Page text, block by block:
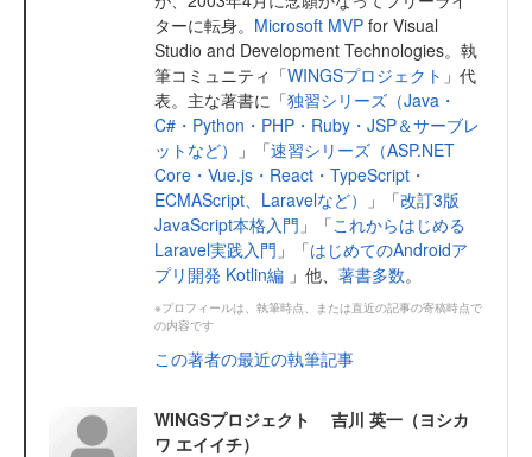
ターに転身。 Microsoft MVP for Visual
Studio and Development Technologies。執
筆コミュニティ「WINGSプロジェクト 」代
表。主な著書に「独習シリーズ（Java・
C#・Python・PHP・Ruby・JSP＆サーブレ
ットなど）
」「速習シリーズ（ASP.NET
Core・Vue.js・React・TypeScript・
ECMAScript、Laravelなど）
」「改訂3版
JavaScript本格入門 」「これからはじめる
Laravel実践入門 」「はじめてのAndroidア
プリ開発 Kotlin編 」他、 著書多数。
※プロフィールは、執筆時点、または直近の記事の寄稿時点で
の内容です
この著者の最近の執筆記事
WINGSプロジェクト 吉川 英一（ヨシカ
ワ エイイチ）